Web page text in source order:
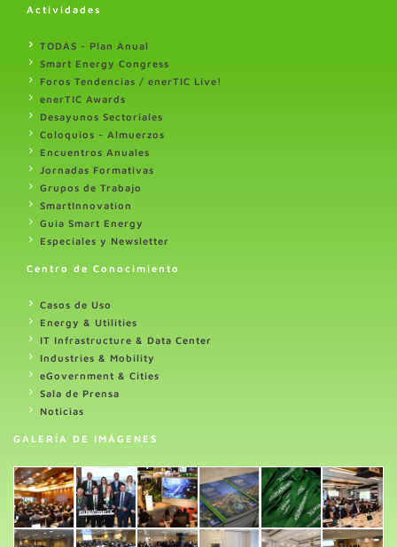
Actividades
TODAS - Plan Anual
Smart Energy Congress
Foros Tendencias / enerTIC Live!
enerTIC Awards
Desayunos Sectoriales
Coloquios - Almuerzos
Encuentros Anuales
Jornadas Formativas
Grupos de Trabajo
SmartInnovation
Guia Smart Energy
Especiales y Newsletter
Centro de Conocimiento
Casos de Uso
Energy & Utilities
IT Infrastructure & Data Center
Industries & Mobility
eGovernment & Cities
Sala de Prensa
Noticias
GALERÍA DE IMÁGENES